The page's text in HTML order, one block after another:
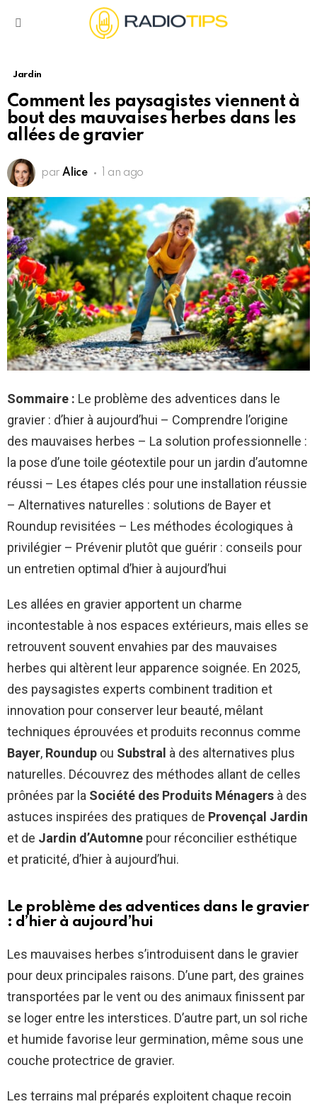
Jardin
Comment les paysagistes viennent à
bout des mauvaises herbes dans les
allées de gravier
par Alice 1 an ago
Sommaire : Le problème des adventices dans le
gravier : d’hier à aujourd’hui – Comprendre l’origine
des mauvaises herbes – La solution professionnelle :
la pose d’une toile géotextile pour un jardin d’automne
réussi – Les étapes clés pour une installation réussie
– Alternatives naturelles : solutions de Bayer et
Roundup revisitées – Les méthodes écologiques à
privilégier – Prévenir plutôt que guérir : conseils pour
un entretien optimal d’hier à aujourd’hui
Les allées en gravier apportent un charme
incontestable à nos espaces extérieurs, mais elles se
retrouvent souvent envahies par des mauvaises
herbes qui altèrent leur apparence soignée. En 2025,
des paysagistes experts combinent tradition et
innovation pour conserver leur beauté, mêlant
techniques éprouvées et produits reconnus comme
Bayer, Roundup ou Substral à des alternatives plus
naturelles. Découvrez des méthodes allant de celles
prônées par la Société des Produits Ménagers à des
astuces inspirées des pratiques de Provençal Jardin
et de Jardin d’Automne pour réconcilier esthétique
et praticité, d’hier à aujourd’hui.
Le problème des adventices dans le gravier
: d’hier à aujourd’hui
Les mauvaises herbes s’introduisent dans le gravier
pour deux principales raisons. D’une part, des graines
transportées par le vent ou des animaux finissent par
se loger entre les interstices. D’autre part, un sol riche
et humide favorise leur germination, même sous une
couche protectrice de gravier.
Les terrains mal préparés exploitent chaque recoin